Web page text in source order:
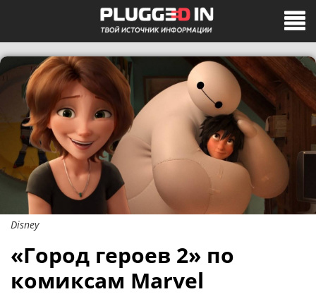
Disney
«Город героев 2» по
комиксам Marvel